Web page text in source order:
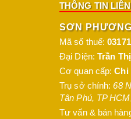
Chống ăn
Màng sơn
trời.
Dễ thi công,
Màu sắc đa
THÔNG TIN
SƠN
Mã số thuế:
Đại Diện: Trần
Cơ quan cấp:Chi
Trụ sở chính:68
Tân Phú, TP HCM
Tư vấn & bán